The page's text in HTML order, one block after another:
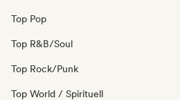
Top Pop
Top R&B/Soul
Top Rock/Punk
Top World / Spirituell